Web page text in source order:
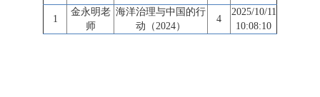
1
金永明老
师
海洋治理与中国的行
动（2024）
4
2025/10/11
10:08:10